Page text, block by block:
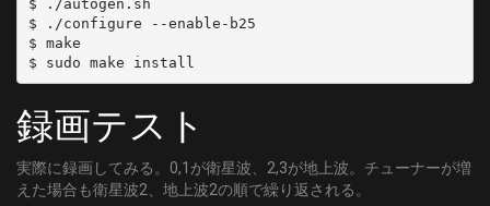
$ ./autogen.sh
$ ./configure --enable-b25
$ make
録画テスト
実際に録画してみる。0,1が衛星波、2,3が地上波。チューナーが増
えた場合も衛星波2、地上波2の順で繰り返される。